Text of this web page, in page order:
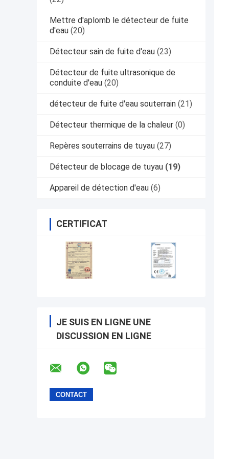
Mettre d'aplomb le détecteur de fuite
d'eau (20)
Détecteur sain de fuite d'eau (23)
Détecteur de fuite ultrasonique de
conduite d'eau (20)
détecteur de fuite d'eau souterrain (21)
Détecteur thermique de la chaleur (0)
Repères souterrains de tuyau (27)
Détecteur de blocage de tuyau (19)
Appareil de détection d'eau (6)
CERTIFICAT
JE SUIS EN LIGNE UNE
DISCUSSION EN LIGNE